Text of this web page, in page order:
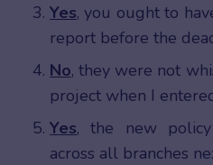
Yes, you ought to
report before the
No, they were not
project when I
Yes, the new
across all branches